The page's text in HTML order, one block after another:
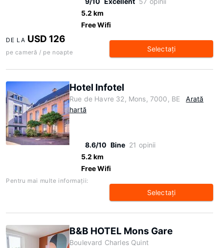
5.2 km
Free Wifi
DE LA USD 126
pe cameră / pe noapte Selectaţi
Hotel Infotel
Rue de Havre 32, Mons, 7000, BE
Arată
hartă
8.6/10 Bine 21 opinii
5.2 km
Free Wifi
Pentru mai multe informaţii:
Selectaţi
B&B HOTEL Mons Gare
Boulevard Charles Quint